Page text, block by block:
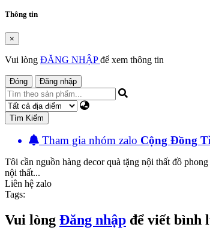
Thông tin
×
Vui lòng ĐĂNG NHẬPđể xem thông tin
Đóng Đăng nhập
Tìm Kiếm
Tham gia nhóm zalo Cộng Đồng
Tôi cần nguồn hàng decor quà tặng nội thất đồ
nội thất...
Liên hệ zalo
Tags:
Vui lòng Đăng nhập để viết bình